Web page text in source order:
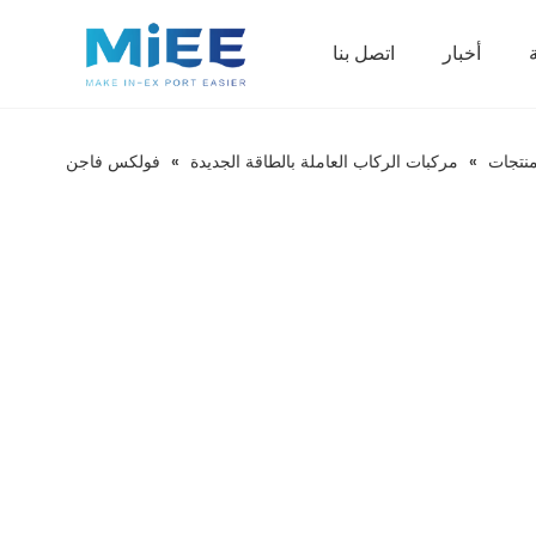
اتصل بنا أخبار
» مركبات الركاب العاملة بالطاقة الجديدة » فولكس فاجن